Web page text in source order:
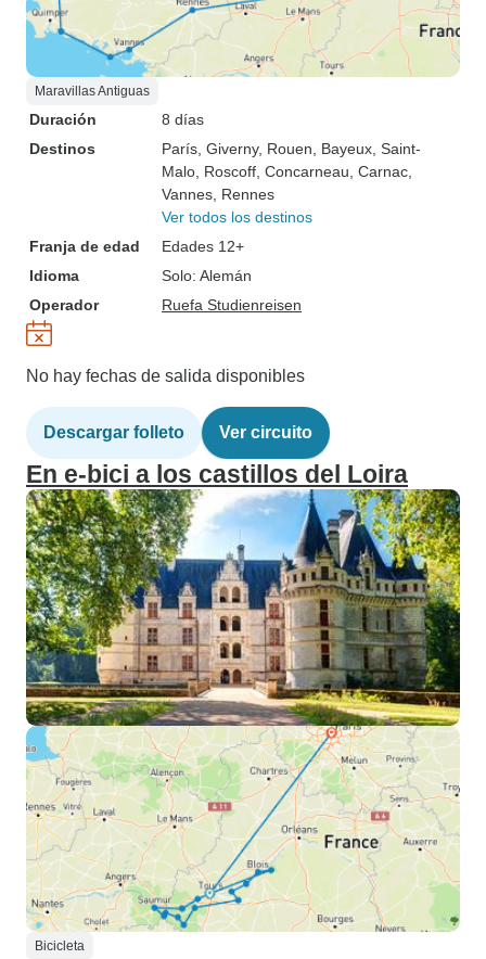
Maravillas Antiguas
Duración
8 días
Destinos
París , Giverny, Rouen , Bayeux , Saint-
Malo , Roscoff , Concarneau , Carnac
Vannes , Rennes
Ver todos los destinos
Franja de edad
Edades 12+
Idioma
Solo: Alemán
Operador
Ruefa Studienreisen
No hay fechas de salida disponibles
Descargar folleto Ver circuito
En e-bici a los castillos del Loira
Bicicleta